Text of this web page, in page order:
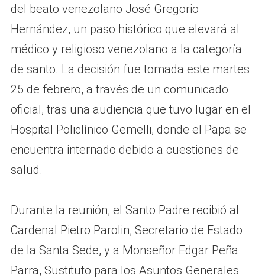
del beato venezolano José Gregorio
Hernández, un paso histórico que elevará al
médico y religioso venezolano a la categoría
de santo. La decisión fue tomada este martes
25 de febrero, a través de un comunicado
oficial, tras una audiencia que tuvo lugar en el
Hospital Policlínico Gemelli, donde el Papa se
encuentra internado debido a cuestiones de
salud.
Durante la reunión, el Santo Padre recibió al
Cardenal Pietro Parolin, Secretario de Estado
de la Santa Sede, y a Monseñor Edgar Peña
Parra, Sustituto para los Asuntos Generales